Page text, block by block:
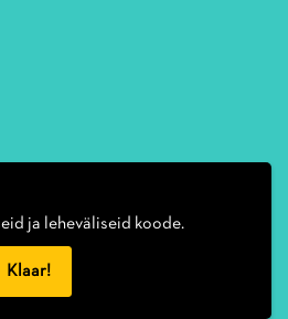
ja leheväliseid koode.
Klaar!